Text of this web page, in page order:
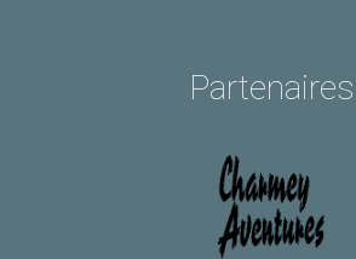
Partenaires